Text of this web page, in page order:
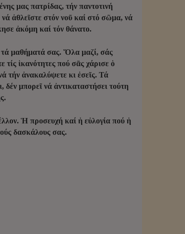
μας πατρίδας, τήν παντοτινή
ἀθλεῖστε στόν νοῦ καί στό σῶμα, νά
ἀκόμη καί τόν θάνατο.
τά μαθήματά σας. Ὅλα μαζί, σάς
τίς ἱκανότητες πού σᾶς χάρισε ὁ
τήν ἀνακαλύψετε κι ἐσεῖς. Τά
μπορεῖ νά ἀντικαταστήσει τούτη
Ἡ προσευχή καί ἡ εὐλογία πού ἡ
δασκάλους σας.